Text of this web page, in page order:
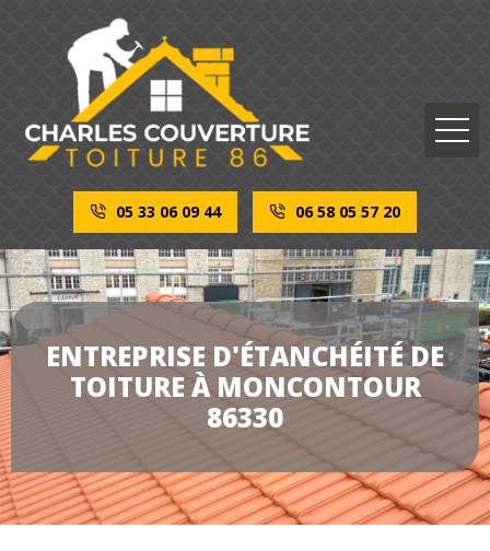
05 33 06 09 44 06 58 05 57 20
ENTREPRISE D'ÉTANCHÉITÉ DE
TOITURE À MONCONTOUR
86330